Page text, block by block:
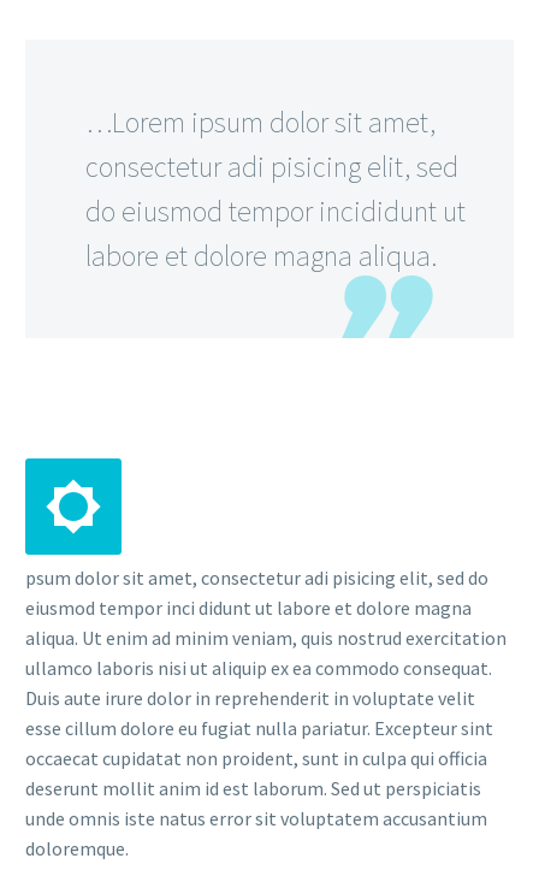
…Lorem ipsum dolor sit amet,
consectetur adi pisicing elit, sed
do eiusmod tempor incididunt ut
labore et dolore magna aliqua.
psum dolor sit amet, consectetur adi pisicing elit, sed do
eiusmod tempor inci didunt ut labore et dolore magna
aliqua. Ut enim ad minim veniam, quis nostrud exercitation
ullamco laboris nisi ut aliquip ex ea commodo consequat.
Duis aute irure dolor in reprehenderit in voluptate velit
esse cillum dolore eu fugiat nulla pariatur. Excepteur sint
occaecat cupidatat non proident, sunt in culpa qui officia
deserunt mollit anim id est laborum. Sed ut perspiciatis
unde omnis iste natus error sit voluptatem accusantium
doloremque.